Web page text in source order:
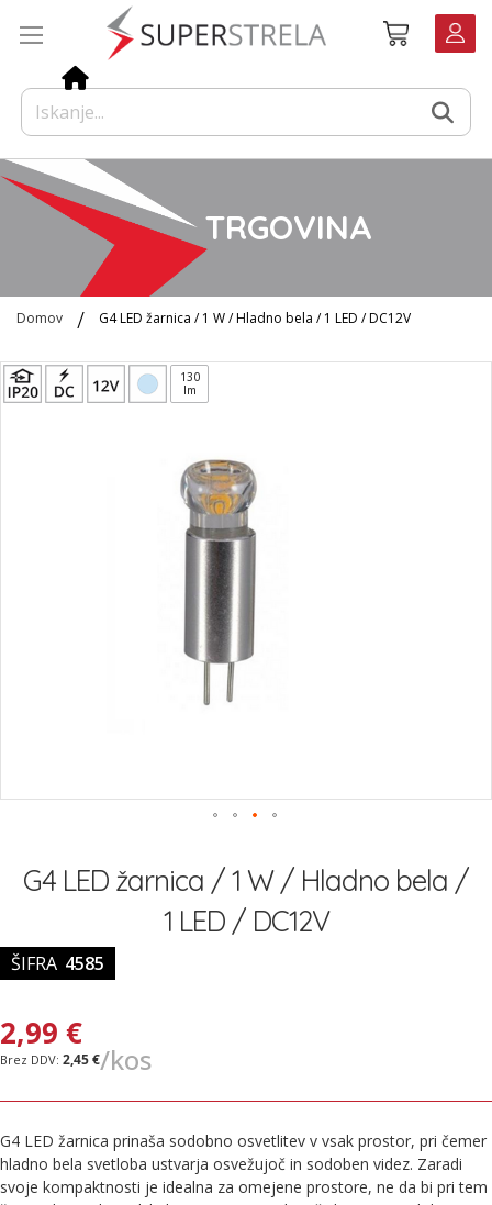
Košarica
TRGOVINA
Domov G4 LED žarnica / 1 W / Hladno bela / 1 LED / DC12V
Preskoči
na
130
lm
začetekG4 LED žarnica / 1 W / Hladno bela /
1 LED / DC12V
ŠIFRA 4585
2,99 €
2,45 €/kos
G4 LED žarnica prinaša sodobno osvetlitev v vsak prostor, pri čemer
hladno bela svetloba ustvarja osvežujoč in sodoben videz. Zaradi
svoje kompaktnosti je idealna za omejene prostore, ne da bi pri tem